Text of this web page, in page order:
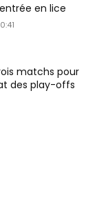
en lice
matchs pour
des play-offs